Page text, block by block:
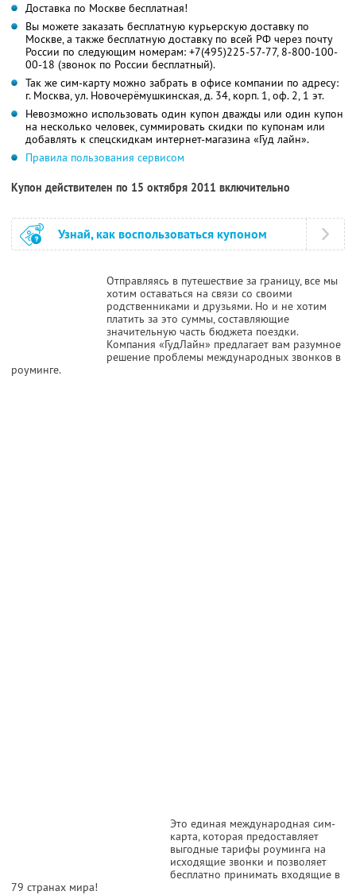
Доставка по Москве бесплатная!
Вы можете заказать бесплатную курьерскую доставку по
Москве, а также бесплатную доставку по всей РФ через почту
России по следующим номерам: +7(495)225-57-77, 8-800-100-
00-18 (звонок по России бесплатный).
Так же сим-карту можно забрать в офисе компании по адресу:
г. Москва, ул. Новочерёмушкинская, д. 34, корп. 1, оф. 2, 1 эт.
Невозможно использовать один купон дважды или один купон
на несколько человек, суммировать скидки по купонам или
добавлять к спецскидкам интернет-магазина «Гуд лайн».
Правила пользования сервисом
Купон действителен по 15 октября 2011 включительно
Узнай, как воспользоваться купоном
Отправляясь в путешествие за границу, все мы
хотим оставаться на связи со своими
родственниками и друзьями. Но и не хотим
платить за это суммы, составляющие
значительную часть бюджета поездки.
Компания «ГудЛайн» предлагает вам разумное
решение проблемы международных звонков в
роуминге.
Это единая международная сим-
карта, которая предоставляет
выгодные тарифы роуминга на
исходящие звонки и позволяет
бесплатно принимать входящие в
79 странах мира!